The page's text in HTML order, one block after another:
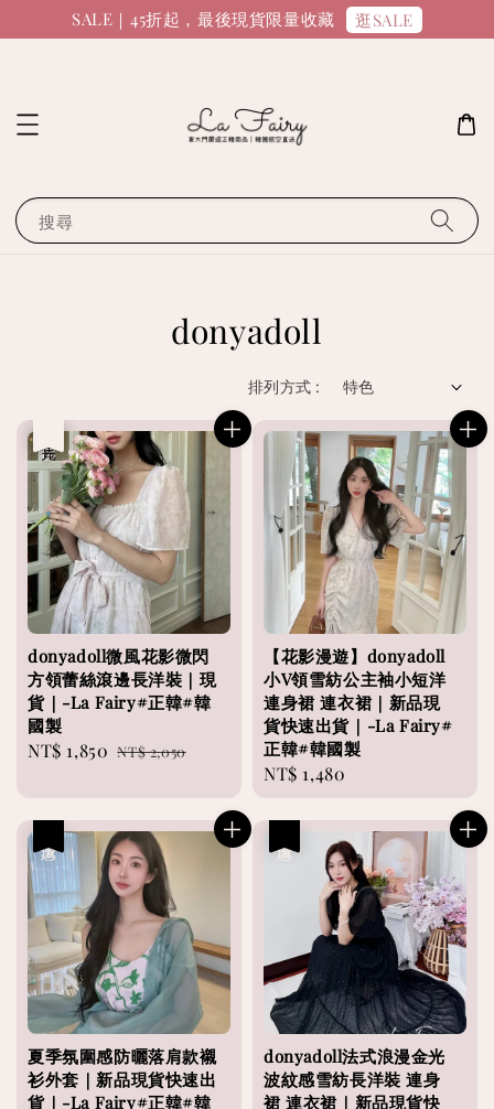
SALE｜45折起，最後現貨限量收藏 逛SALE
搜尋
donyadoll
排列方式 :
donyadoll微風花影微閃
方領蕾絲滾邊長洋裝｜現
貨｜-La Fairy#正韓#韓
國製
Sale
NT$ 1,850 Regular
NT$ 2,050
【花影漫遊】donyadoll
小V領雪紡公主袖小短洋
連身裙 連衣裙｜新品現
貨快速出貨｜-La Fairy#
正韓#韓國製
Regular
NT$ 1,480
夏季氛圍感防曬落肩款襯
衫外套｜新品現貨快速出
貨｜-La Fairy#正韓#韓
donyadoll法式浪漫金光
波紋感雪紡長洋裝 連身
裙 連衣裙｜新品現貨快